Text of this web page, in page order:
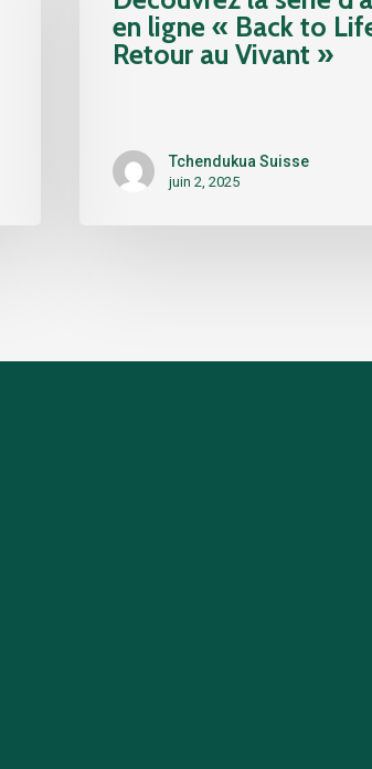
d’ateliers
ligne
en ligne « Back to
Retour au Vivant »
Tchendukua Suisse
juin 2, 2025